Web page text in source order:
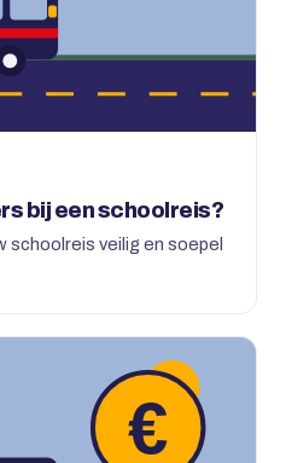
bij een schoolreis?
schoolreis veilig en soepel